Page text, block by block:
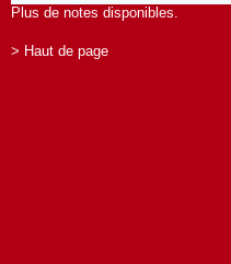
Plus de notes disponibles.
> Haut de page